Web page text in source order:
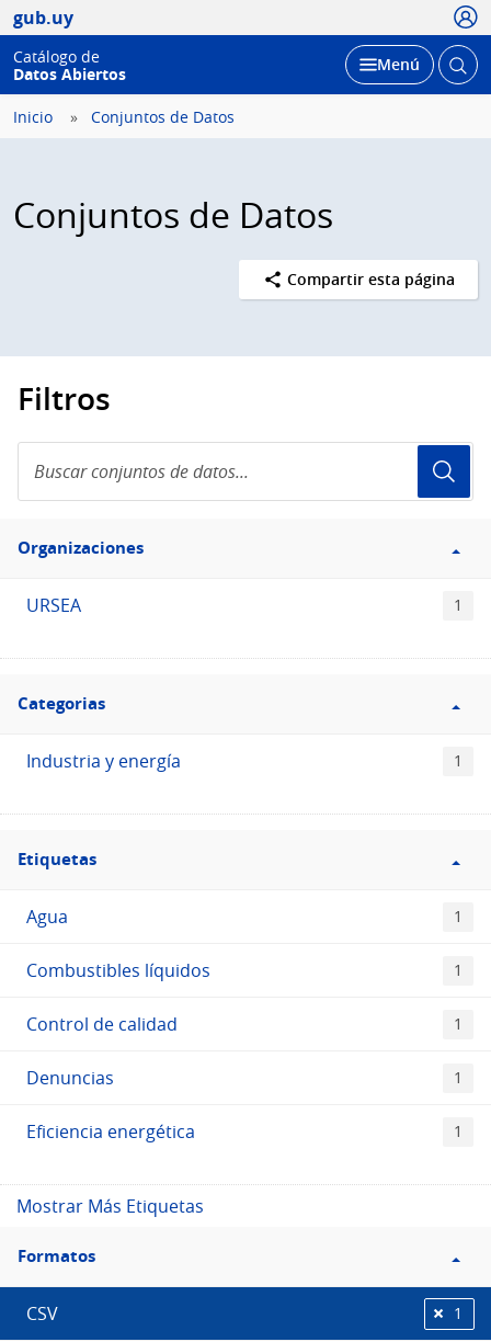
gub.uy
Catálogo de
Datos Abiertos
Desplegar
Menú Abrir
Inicio Conjuntos de Datos
Conjuntos de Datos
Compartir esta página
Filtros
conjuntos
de
Filtro
Organizaciones
Organizaciones
URSEA 1
Filtro
Categorias
Categorias
Industria y energía 1
Filtro
Etiquetas
Etiquetas
Agua 1
Combustibles líquidos 1
Control de calidad 1
Denuncias 1
Eficiencia energética 1
Mostrar Más Etiquetas
Filtro
Formatos
Formatos
CSV 1